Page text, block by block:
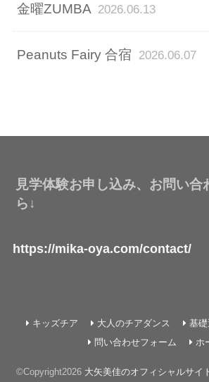
金曜ZUMBA 2026.06.13
Peanuts Fairy 合宿 2026.06.07
見学体験お申し込み、お問い合
ら↓
https://mika-oya.com/contact/
キッズチア 大人のチアダンス
基
問い合わせフォーム
ホ
©Copyright2026 大矢美佳のオフィシャルサイ